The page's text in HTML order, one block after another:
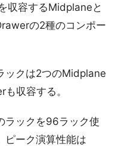
収容するMidplaneと
の2種のコンポー
ックは2つのMidplane
収容する。
ラックを96ラック使
ピーク演算性能は